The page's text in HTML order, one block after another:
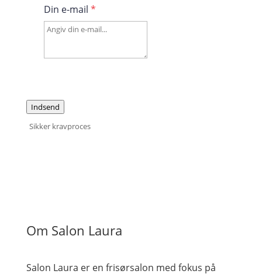
Din e-mail *
Indsend
Sikker kravproces
Om Salon Laura
Salon Laura er en frisørsalon med fokus på